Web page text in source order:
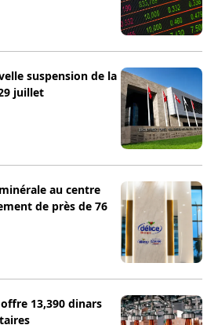
suspension de la
juillet
au centre
de près de 76
offre 13,390 dinars